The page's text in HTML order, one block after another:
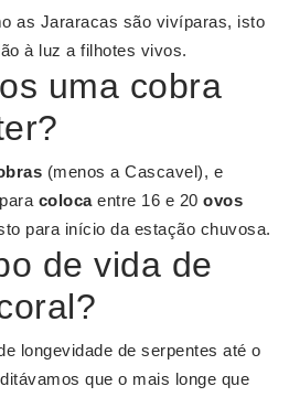
as Jararacas são vivíparas, isto
à luz a filhotes vivos.
uma cobra
(menos a Cascavel), e
colocaentre 16 e 20 ovos
para início da estação chuvosa.
de vida de
longevidade de serpentes até o
que o mais longe que